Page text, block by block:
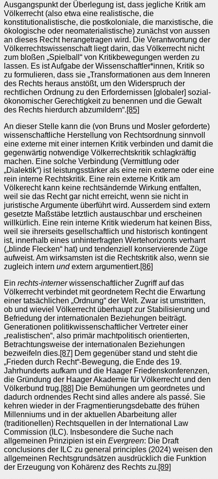
Ausgangspunkt der Überlegung ist, dass jegliche Kritik am
Völkerrecht (also etwa eine realistische, die
konstitutionalistische, die postkoloniale, die marxistische, die
ökologische oder neomaterialistische) zunächst von aussen
an dieses Recht herangetragen wird. Die Verantwortung der
Völkerrechtswissenschaft liegt darin, das Völkerrecht nicht
zum bloßen „Spielball“ von Kritikbewegungen werden zu
lassen. Es ist Aufgabe der Wissenschaftler*innen, Kritik so
zu formulieren, dass sie „Transformationen aus dem Inneren
des Rechts heraus anstößt, um den Widerspruch der
rechtlichen Ordnung zu den Erfordernissen [globaler] sozial-
ökonomischer Gerechtigkeit zu benennen und die Gewalt
des Rechts hierdurch abzumildern“.[85]
An dieser Stelle kann die (von Bruns und Mosler geforderte)
wissenschaftliche Herstellung von Rechtsordnung sinnvoll
eine externe mit einer internen Kritik verbinden und damit die
gegenwärtig notwendige Völkerrechtskritik schlagkräftig
machen. Eine solche Verbindung (Vermittlung oder
„Dialektik“) ist leistungsstärker als eine rein externe oder eine
rein interne Rechtskritik. Eine rein externe Kritik am
Völkerecht kann keine rechtsändernde Wirkung entfalten,
weil sie das Recht gar nicht erreicht, wenn sie nicht in
juristische Argumente überführt wird. Ausserdem sind extern
gesetzte Maßstäbe letztlich austauschbar und erscheinen
willkürlich. Eine rein interne Kritik wiederum hat keinen Biss,
weil sie ihrerseits gesellschaftlich und historisch kontingent
ist, innerhalb eines unhinterfragten Wertehorizonts verharrt
(„blinde Flecken“ hat) und tendenziell konservierende Züge
aufweist. Am wirksamsten ist die Rechtskritik also, wenn sie
zugleich intern undextern argumentiert.[86]
Ein rechts-internerwissenschaftlicher Zugriff auf das
Völkerrecht verbindet mit geordnetem Recht die Erwartung
einer tatsächlichen „Ordnung“ der Welt. Zwar ist umstritten,
ob und wieviel Völkerrecht überhaupt zur Stabilisierung und
Befriedung der internationalen Beziehungen beiträgt.
Generationen politikwissenschaftlicher Vertreter einer
„realistischen“, also primär machtpolitisch orientierten,
Betrachtungsweise der internationalen Beziehungen
bezweifeln dies.[87] Dem gegenüber stand und steht die
„Frieden durch Recht“-Bewegung, die Ende des 19.
Jahrhunderts aufkam und die Haager Friedenskonferenzen,
die Gründung der Haager Akademie für Völkerrecht und den
Völkerbund trug.[88] Die Bemühungen um geordnetes und
dadurch ordnendes Recht sind alles andere als passé. Sie
kehren wieder in der Fragmentierungsdebatte des frühen
Millenniums und in der aktuellen Abarbeitung aller
(traditionellen) Rechtsquellen in der International Law
Commission (ILC). Insbesondere die Suche nach
allgemeinen Prinzipien ist ein Evergreen: Die Draft
conclusions der ILC zu general principles (2024) weisen den
allgemeinen Rechtsgrundsätzen ausdrücklich die Funktion
der Erzeugung von Kohärenz des Rechts zu.[89]